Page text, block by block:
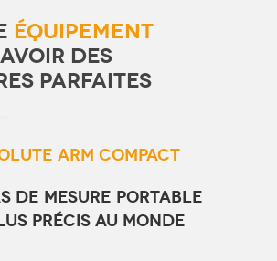
ÉQUIPEMENT
DES
PARFAITES
Arm Compact
de mesure portable
précis au monde